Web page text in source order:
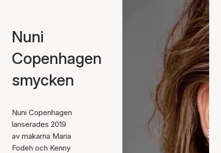
Nuni
Copenhagen
smycken
Nuni Copenhagen
lanserades 2019
av makarna Maria
Fodeh och Kenny